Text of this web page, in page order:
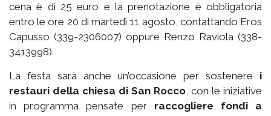
cena è di 25 euro e la prenotazione è obbligatoria
entro le ore 20 di martedì 11 agosto, contattando Eros
Capusso (339-2306007) oppure Renzo Raviola (338-
3413998).
La festa sarà anche un’occasione per sostenere i
restauri della chiesa di San Rocco, con le iniziative
in programma pensate per raccogliere fondi a